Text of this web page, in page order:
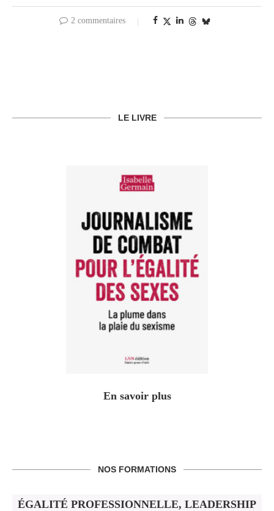
2 commentaires
LE LIVRE
En savoir plus
NOS FORMATIONS
ÉGALITÉ PROFESSIONNELLE, LEADERSHIP